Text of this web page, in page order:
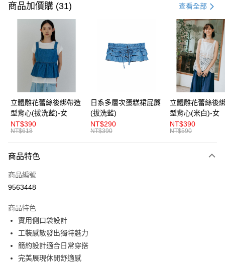
信用卡一次付款
超商取貨付款
LINE Pay
Apple Pay
街口支付
悠遊付
AFTEE先享後付
相關說明
便利好安心！
２．便利：只要手機號碼，簡訊認證，即可結帳。
３．安心：先確認商品／服務後，再付款。
【「AFTEE先享後付」結帳流程】
１．於結帳方式選擇「AFTEE先享後付」後，將跳轉至「AFTEE先享後付」
結帳頁面，進行簡訊認證並確認金額後，即可完成結帳。
２．訂單成立數日內，您將收到繳費通知簡訊。
ATM／網路銀行／等多元方式進行付款，方視為交易完成。
※ 請注意：結帳手續完成當下不需立刻繳費，但若您需要取消訂單，請聯絡
運送方式
全家取貨付款
付款後全家取貨
每筆NT$80，滿NT$1,200(含以上)免運費
商品加價購 (31) 查看全部
立體雕花蕾絲後綁帶造
型背心(拔洗藍)-女
NT$390
NT$618
日系多層次蛋糕裙屁簾
(拔洗藍)
NT$290
NT$390
立體雕花蕾絲後
型背心(米白)-女
NT$390
NT$590
商品特色
商品編號
9563448
商品特色
實用側口袋設計
工裝感散發出獨特魅力
簡約設計適合日常穿搭
完美展現休閒舒適感